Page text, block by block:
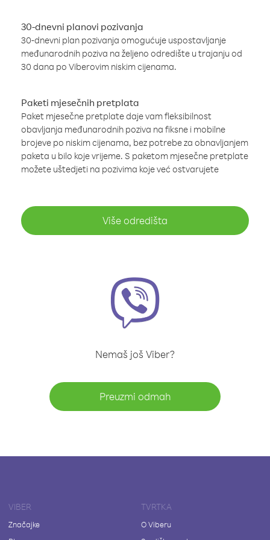
30-dnevni planovi pozivanja
30-dnevni plan pozivanja omogućuje uspostavljanje
međunarodnih poziva na željeno odredište u trajanju od
30 dana po Viberovim niskim cijenama.
Paketi mjesečnih pretplata
Paket mjesečne pretplate daje vam fleksibilnost
obavljanja međunarodnih poziva na fiksne i mobilne
brojeve po niskim cijenama, bez potrebe za obnavljanjem
paketa u bilo koje vrijeme. S paketom mjesečne pretplate
možete uštedjeti na pozivima koje već ostvarujete
Više odredišta
Nemaš još Viber?
Preuzmi odmah
VIBER
Značajke
TVRTKA
O Viberu